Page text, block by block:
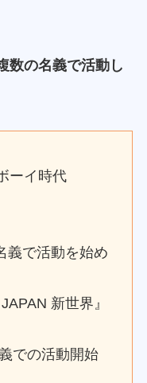
数の名義で活動し
ーイ時代
義で活動を始め
新世界』
での活動開始